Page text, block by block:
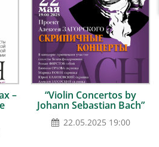
– “Violin Concertos by
Johann Sebastian Bach”
22.05.2025 19:00